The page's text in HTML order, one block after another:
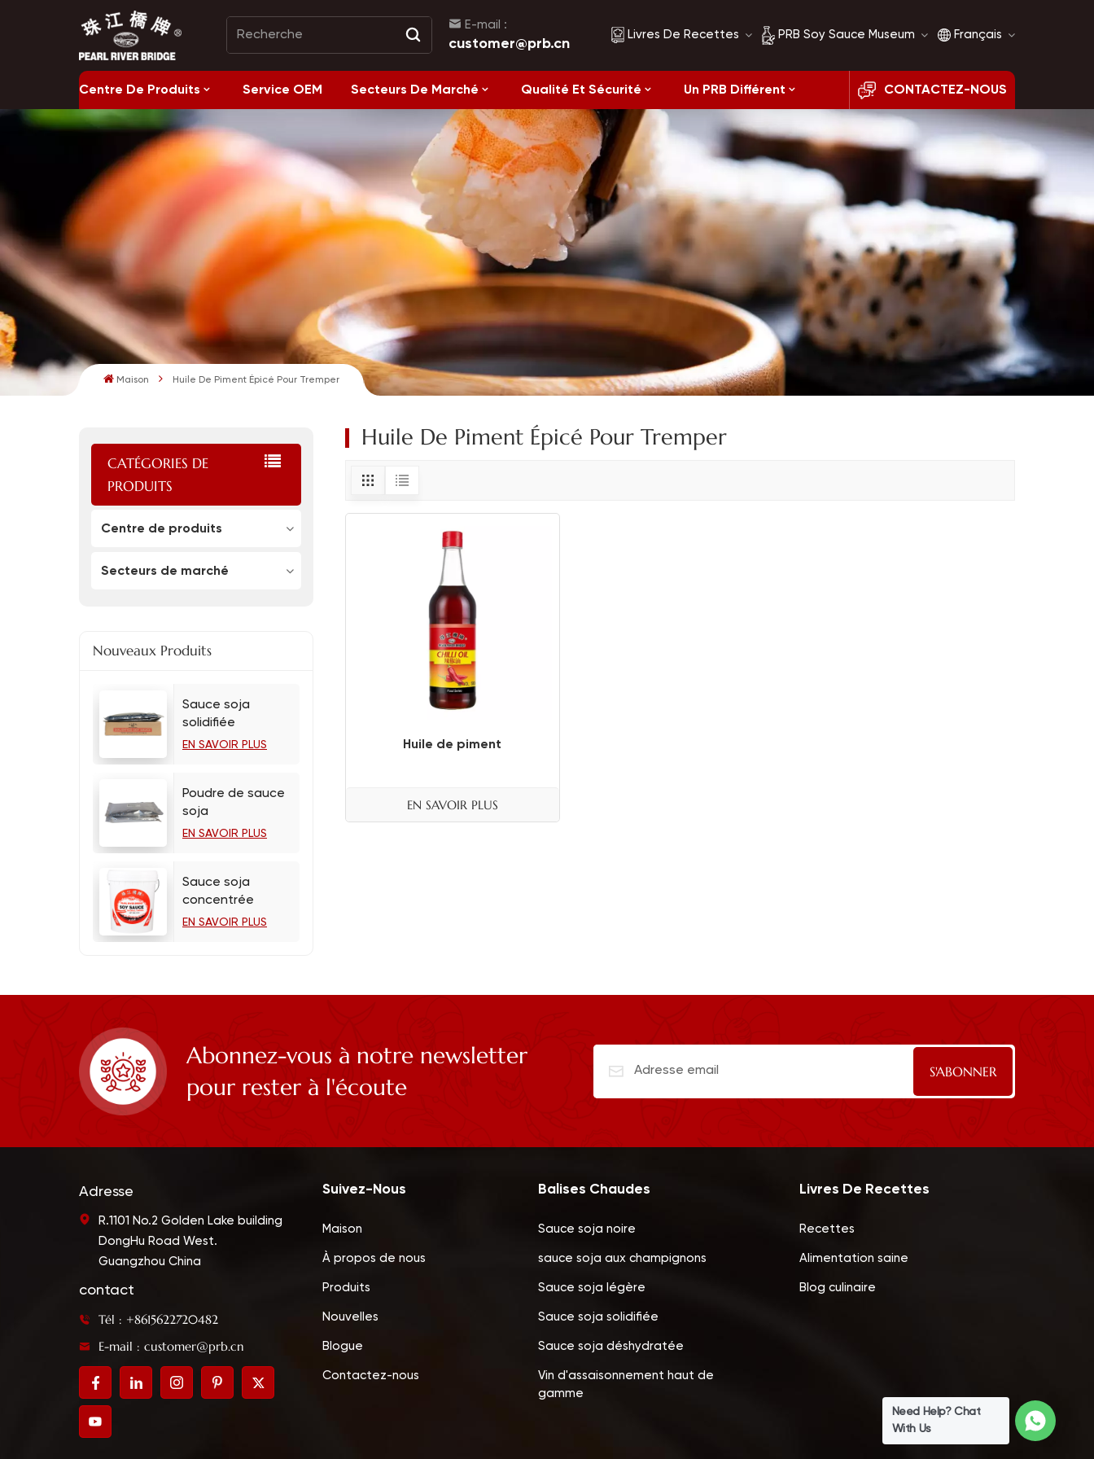
E-mail :
customer@prb.cn Livres De Recettes
Recettes
Alimentation saine
PRB Soy Sauce Museum
Histoire de la sauce
soja
Comparaison de la
sauce soja
Français
English
français
العربية
Centre De Produits Service OEM Secteurs De Marché Qualité Et Sécurité Un PRB Différent CONTACTEZ-NOUS
Maison Huile De Piment Épicé Pour Tremper
CATÉGORIES DE
PRODUITS
Centre de produits
Secteurs de marché
Nouveaux Produits
Sauce soja
solidifiée
EN SAVOIR PLUS
Poudre de sauce
soja
EN SAVOIR PLUS
Sauce soja
concentrée
EN SAVOIR PLUS
Huile De Piment Épicé Pour Tremper
Huile de piment
EN SAVOIR PLUS
Abonnez-vous à notre newsletter
pour rester à l'écoute
Adresse
R.1101 No.2 Golden Lake building
DongHu Road West.
Guangzhou China
contact
Tél : +8615622720482
E-mail : customer@prb.cn
Suivez-Nous
Maison
À propos de nous
Produits
Nouvelles
Blogue
Contactez-nous
Balises Chaudes
Sauce soja noire
sauce soja aux champignons
Sauce soja légère
Sauce soja solidifiée
Sauce soja déshydratée
Vin d'assaisonnement haut de
gamme
Livres De Recettes
Recettes
Alimentation saine
Blog culinaire
Need Help? Chat
With Us